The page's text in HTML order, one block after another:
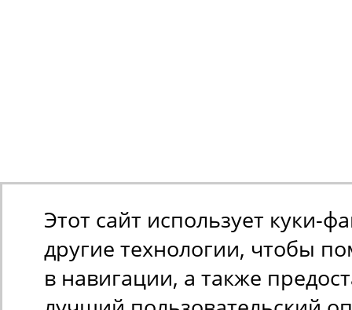
Этот сайт использует куки-
другие технологии, чтобы
в навигации, а также